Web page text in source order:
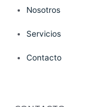
Nosotros
Servicios
Contacto